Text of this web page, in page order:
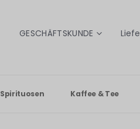
SPRACHE
GESCHÄFTSKUNDE
Spirituosen Kaffee & Tee